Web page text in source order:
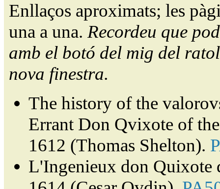
Enllaços aproximats; les
una a una. Recordeu que
amb el botó del mig del
nova finestra.
The history of the
Errant Don Qvixote of
1612 (Thomas Shelton).
L'Ingenieux don Quixote